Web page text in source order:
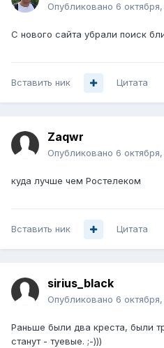
Опубликовано 6 октября,
С нового сайта убрали поиск
Вставить ник Цитата
Zaqwr
Опубликовано 6 октября,
куда лучше чем Ростелеком
Вставить ник Цитата
sirius_black
Опубликовано 6 октября,
Раньше были два креста, были
станут - туевые. ;-)))